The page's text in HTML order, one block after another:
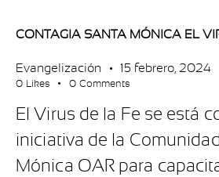
CONTAGIA SANTA MÓNICA EL
Evangelización 15 febrero, 2024
0 Likes 0 Comments
El Virus de la Fe se está
iniciativa de la
Mónica OAR para